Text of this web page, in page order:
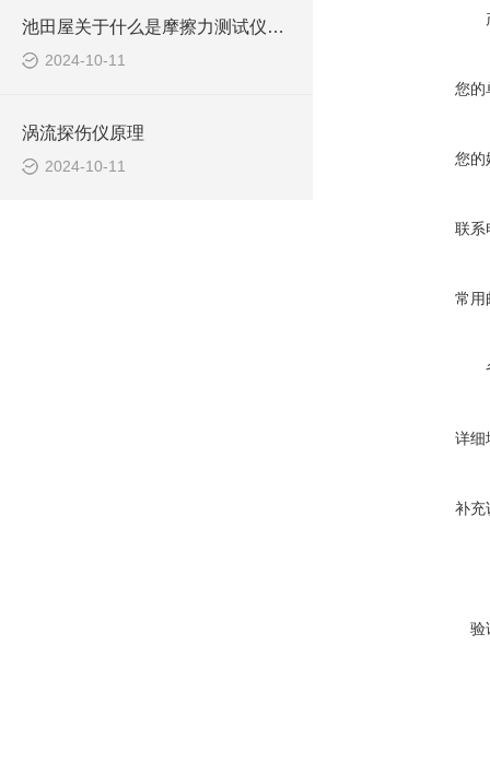
池田屋关于什么是摩擦力测试仪及应用？
2024-10-11
涡流探伤仪原理
2024-10-11
您的
您的
联系
常用
详细
补充
验